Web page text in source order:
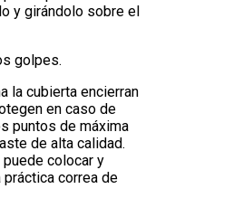
y girándolo sobre el
golpes.
la cubierta encierran
en caso de
puntos de máxima
de alta calidad.
colocar y
correa de